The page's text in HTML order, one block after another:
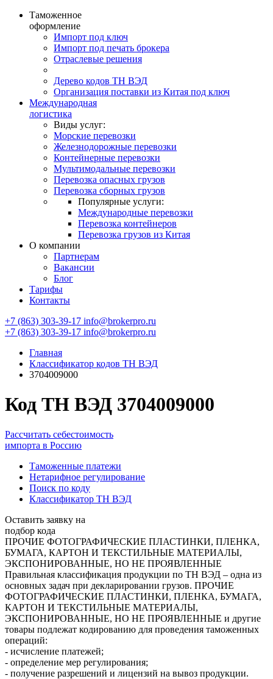
Таможенное
оформление
Импорт под ключ
Импорт под печать брокера
Отраслевые решения
Дерево кодов ТН ВЭД
Организация поставки из Китая под ключ
Международная
логистика
Виды услуг:
Морские перевозки
Железнодорожные перевозки
Контейнерные перевозки
Мультимодальные перевозки
Перевозка опасных грузов
Перевозка сборных грузов
Популярные услуги:
Международные перевозки
Перевозка контейнеров
Перевозка грузов из Китая
О компании
Партнерам
Вакансии
Блог
Тарифы
Контакты
+7 (863) 303-39-17 info@brokerpro.ru
+7 (863) 303-39-17 info@brokerpro.ru
Главная
Классификатор кодов ТН ВЭД
3704009000
Код ТН ВЭД 3704009000
Рассчитать себестоимость
импорта в Россию
Таможенные платежи
Нетарифное регулирование
Поиск по коду
Классификатор ТН ВЭД
Оставить заявку на
подбор кода
ПРОЧИЕ ФОТОГРАФИЧЕСКИЕ ПЛАСТИНКИ, ПЛЕНКА,
БУМАГА, КАРТОН И ТЕКСТИЛЬНЫЕ МАТЕРИАЛЫ,
ЭКСПОНИРОВАННЫЕ, НО НЕ ПРОЯВЛЕННЫЕ
Правильная классификация продукции по ТН ВЭД – одна из
основных задач при декларировании грузов. ПРОЧИЕ
ФОТОГРАФИЧЕСКИЕ ПЛАСТИНКИ, ПЛЕНКА, БУМАГА,
КАРТОН И ТЕКСТИЛЬНЫЕ МАТЕРИАЛЫ,
ЭКСПОНИРОВАННЫЕ, НО НЕ ПРОЯВЛЕННЫЕ и другие
товары подлежат кодированию для проведения таможенных
операций:
- исчисление платежей;
- определение мер регулирования;
- получение разрешений и лицензий на вывоз продукции.